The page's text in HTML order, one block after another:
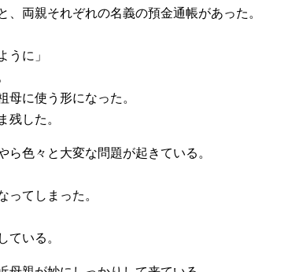
両親それぞれの名義の預金通帳があった。
うに」
母に使う形になった。
残した。
色々と大変な問題が起きている。
ってしまった。
ている。